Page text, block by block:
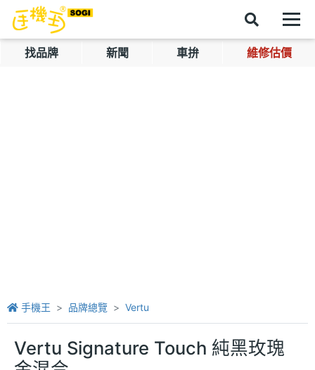
找品牌 新聞 車拚 維修估價
手機王 品牌總覽 Vertu
Vertu Signature Touch 純黑玫瑰